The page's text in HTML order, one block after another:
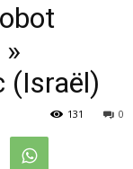
(Israël)
0
131